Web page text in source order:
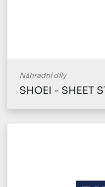
Náhradní díly
SHOEI - SHEET